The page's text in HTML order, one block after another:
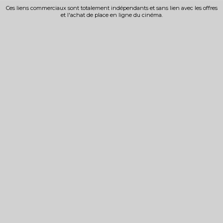
Ces liens commerciaux sont totalement indépendants et sans lien avec les offres
et l'achat de place en ligne du cinéma.